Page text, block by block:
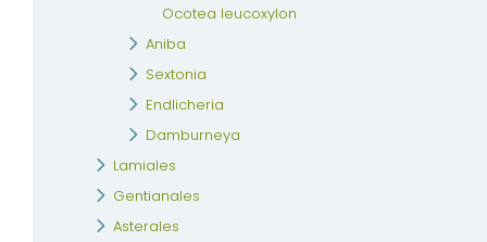
Ocotea leucoxylon
Aniba
Sextonia
Endlicheria
Damburneya
Lamiales
Gentianales
Asterales